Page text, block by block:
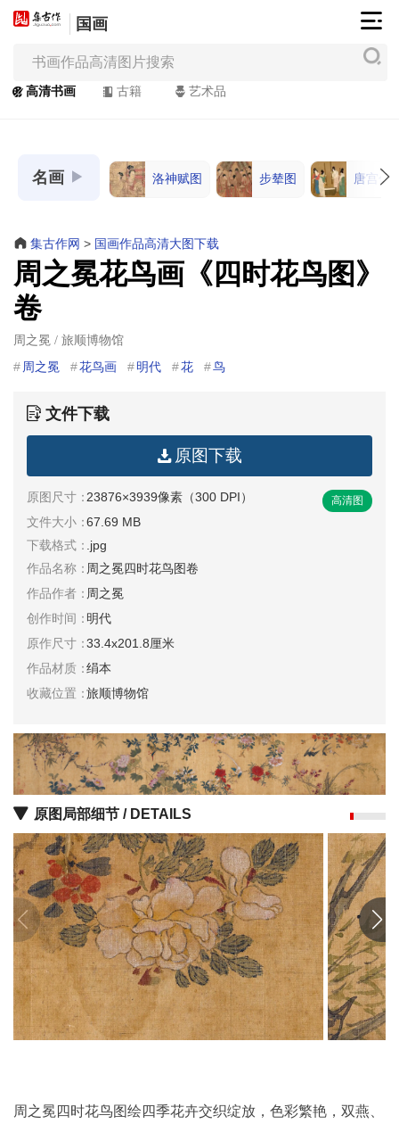
国画
高清书画 古籍 艺术品
名画 洛神赋图 步辇图 唐宫仕
集古作网 > 国画作品高清大图下载
周之冕花鸟画《四时花鸟图》
卷
周之冕 / 旅顺博物馆
周之冕 花鸟画 明代 花 鸟
文件下载
原图下载
原图尺寸：23876×3939像素（300 DPI） 高清图
文件大小：67.69 MB
下载格式： .jpg
作品名称：周之冕四时花鸟图卷
作品作者：周之冕
创作时间：明代
原作尺寸：33.4x201.8厘米
作品材质：绢本
收藏位置：旅顺博物馆
原图局部细节 / DETAILS
周之冕四时花鸟图绘四季花卉交织绽放，色彩繁艳，双燕、
古
作
网
书
画
/
Painting
&
Calligraphy
清
书
法
家
画
国
画
高
清
油
画
|
油
画
家
高
清
版
画